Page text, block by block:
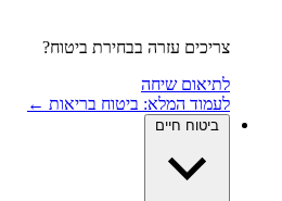
צריכים עזרה בבחירת ביטוח?
לתיאום שיחה
לעמוד המלא: ביטוח בריאות ←
ביטוח חיים